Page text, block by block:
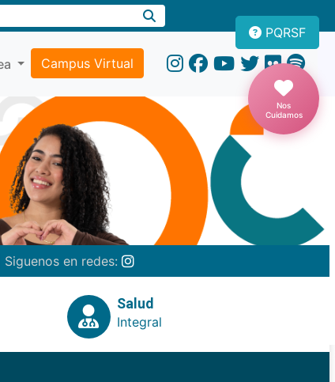
Campus Virtual
PQRSF
Nos
Cuidamos
| Siguenos en redes:
Salud
Integral